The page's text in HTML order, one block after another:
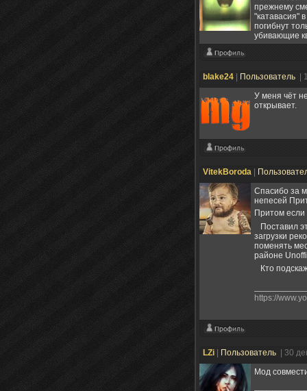
прежнему
"катавасия"
погибнут
убивающие
blake24 Пользователь
|
У меня чёт
открывает.
VitekBoroda
Спасибо за
непесей
Притом если
Поставил
загрузки
поменять
районе
Кто
https://
LZi Пользователь
| 30
Мод